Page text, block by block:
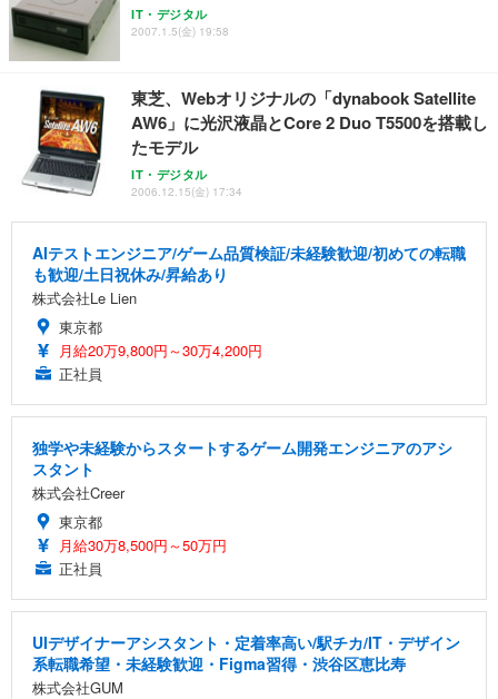
IT・デジタル
2007.1.5(金) 19:58
東芝、Webオリジナルの「dynabook Satellite
AW6」に光沢液晶とCore 2 Duo T5500を搭載し
たモデル
IT・デジタル
2006.12.15(金) 17:34
AIテストエンジニア/ゲーム品質検証/未経験歓迎/初めての転職
も歓迎/土日祝休み/昇給あり
株式会社Le Lien
東京都
月給20万9,800円～30万4,200円
正社員
独学や未経験からスタートするゲーム開発エンジニアのアシ
スタント
株式会社Creer
東京都
月給30万8,500円～50万円
正社員
UIデザイナーアシスタント・定着率高い/駅チカ/IT・デザイン
系転職希望・未経験歓迎・Figma習得・渋谷区恵比寿
株式会社GUM